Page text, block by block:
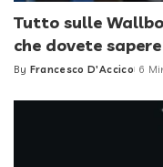
Tutto sulle
che dovete sapere
Posted
By Francesco D'Accico 6